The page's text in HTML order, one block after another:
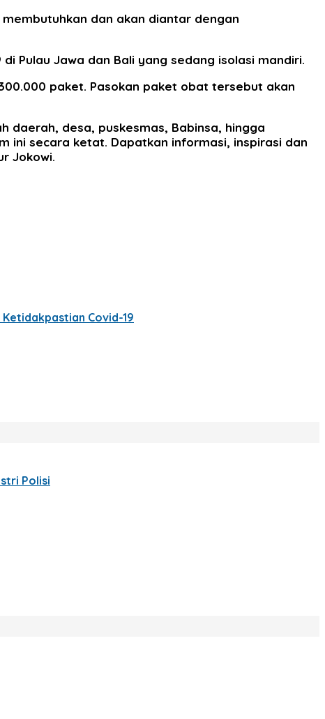
dan akan diantar dengan
Pulau Jawa dan Bali yang sedang isolasi mandiri.
paket. Pasokan paket obat tersebut akan
daerah, desa, puskesmas, Babinsa, hingga
ini secara ketat. Dapatkan informasi, inspirasi dan
Jokowi.
Ketidakpastian Covid-19
Polisi